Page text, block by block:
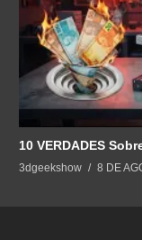
10 VERDADES
3dgeekshow 8 DE